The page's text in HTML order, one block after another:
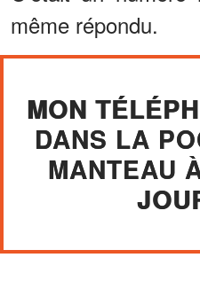
même répondu.
MON
DANS LA
MANTEAU